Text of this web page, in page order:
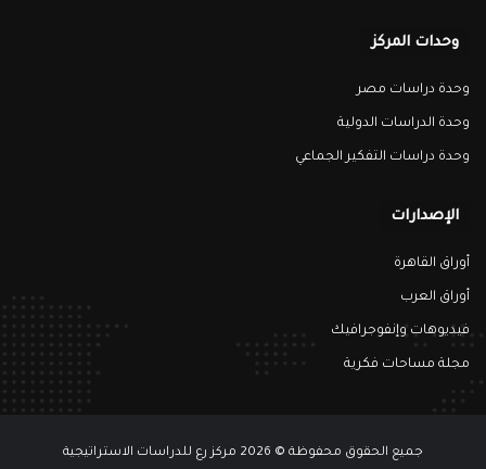
وحدات المركز
وحدة دراسات مصر
وحدة الدراسات الدولية
وحدة دراسات التفكير الجماعي
الإصدارات
أوراق القاهرة
أوراق العرب
فيديوهات وإنفوجرافيك
مجلة مساحات فكرية
جميع الحقوق محفوظة © 2026 مركز رع للدراسات الاستراتيجية